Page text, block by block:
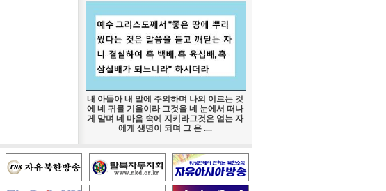
내 아들아 내 말에 주의하며 나의 이르는 것
에 네 귀를 기울이라 그것을 네 눈에서 떠나
게 말며 네 마음 속에 지키라그것은 얻는 자
에게 생명이 되며 그 온 ....